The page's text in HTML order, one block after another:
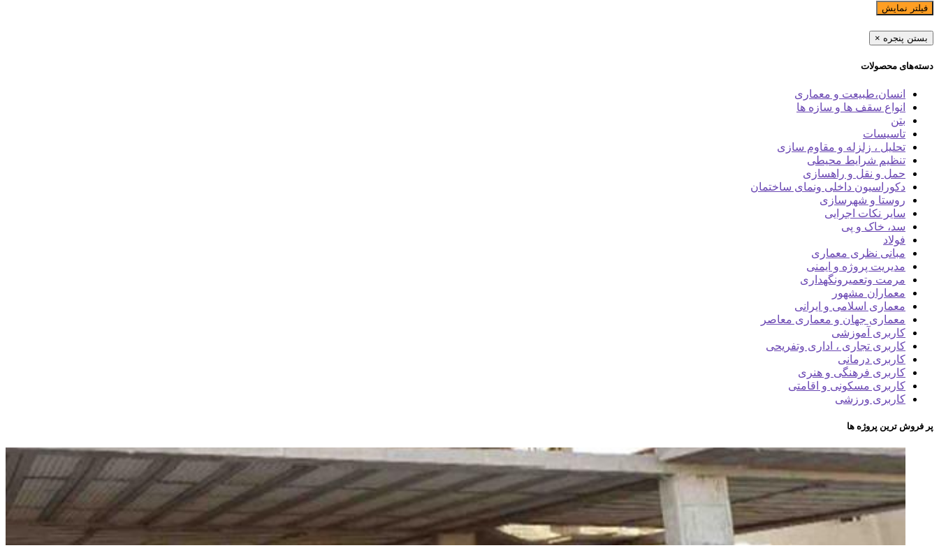
فیلتر نمایش
بستن پنجره ×
دسته‌های محصولات
انسان،طبیعت و معماری
انواع سقف ها و سازه ها
بتن
تاسیسات
تحلیل ، زلزله و مقاوم سازی
تنظیم شرایط محیطی
حمل و نقل و راهسازی
دکوراسیون داخلی ونمای ساختمان
روستا و شهرسازی
سایر نکات اجرایی
سد، خاک و پی
فولاد
مبانی نظری معماری
مدیریت پروژه و ایمنی
مرمت وتعمیرونگهداری
معماران مشهور
معماری اسلامی و ایرانی
معماری جهان و معماری معاصر
کاربری آموزشی
کاربری تجاری ، اداری وتفریحی
کاربری درمانی
کاربری فرهنگی و هنری
کاربری مسکونی و اقامتی
کاربری ورزشی
پر فروش ترین پروژه ها